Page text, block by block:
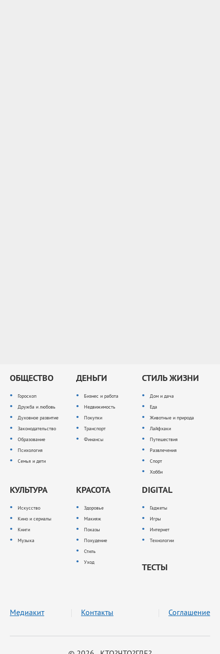
ОБЩЕСТВО
Гороскоп
Дружба и любовь
Духовное развитие
Законодательство
Образование
Психология
Семья и дети
ДЕНЬГИ
Бизнес и работа
Недвижимость
Покупки
Транспорт
Финансы
СТИЛЬ ЖИЗНИ
Дом и дача
Еда
Животные и природа
Лайфхаки
Путешествия
Развлечения
Спорт
Хобби
КУЛЬТУРА
Искусство
Кино и сериалы
Книги
Музыка
КРАСОТА
Здоровье
Макияж
Показы
Похудение
Стиль
Уход
DIGITAL
Гаджеты
Игры
Интернет
Технологии
ТЕСТЫ
Медиакит Контакты Соглашение